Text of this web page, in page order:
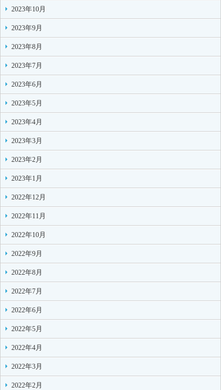
2023年10月
2023年9月
2023年8月
2023年7月
2023年6月
2023年5月
2023年4月
2023年3月
2023年2月
2023年1月
2022年12月
2022年11月
2022年10月
2022年9月
2022年8月
2022年7月
2022年6月
2022年5月
2022年4月
2022年3月
2022年2月